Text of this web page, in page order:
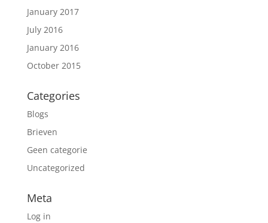
January 2017
July 2016
January 2016
October 2015
Categories
Blogs
Brieven
Geen categorie
Uncategorized
Meta
Log in